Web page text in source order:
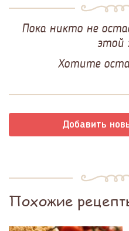
Пока никто не
этой
Хотите
Добавить
Похожие